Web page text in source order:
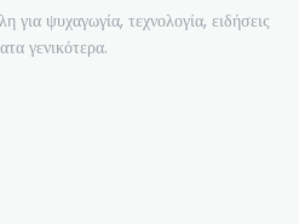
ψυχαγωγία, τεχνολογία, ειδήσεις
γενικότερα.